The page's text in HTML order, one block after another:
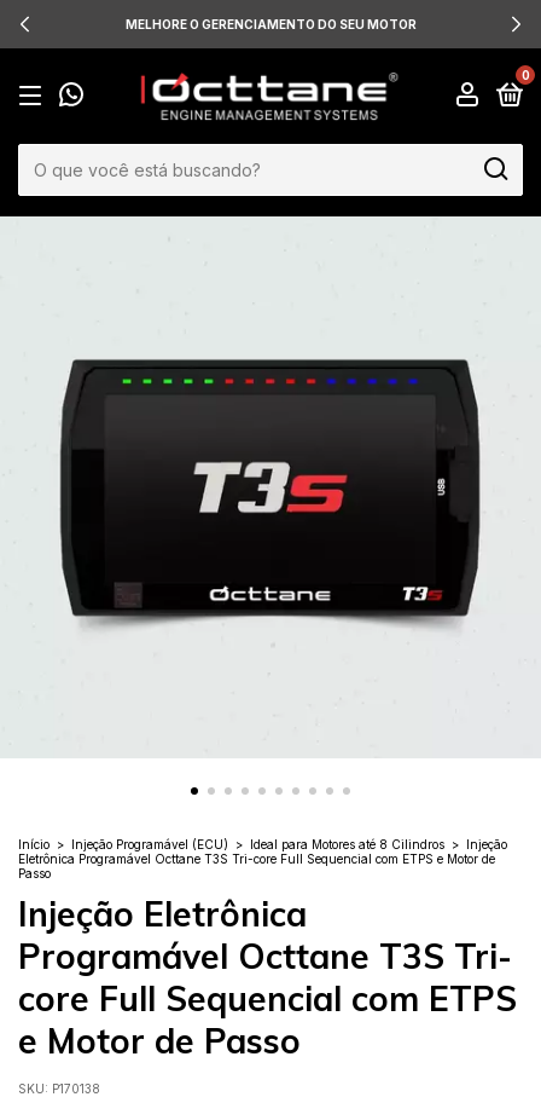
MELHORE O GERENCIAMENTO DO SEU MOTOR
0
Início > Injeção Programável (ECU) > Ideal para Motores até 8 Cilindros > Injeção
Eletrônica Programável Octtane T3S Tri-core Full Sequencial com ETPS e Motor de
Passo
Injeção Eletrônica
Programável Octtane T3S Tri-
core Full Sequencial com ETPS
e Motor de Passo
SKU: P170138